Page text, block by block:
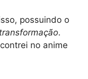
possuindo o
transformação.
no anime